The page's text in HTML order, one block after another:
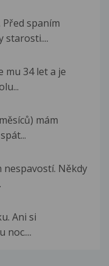
spaním
starosti....
mu 34 let a je
mám
nespavostí. Někdy
Ani si
noc....